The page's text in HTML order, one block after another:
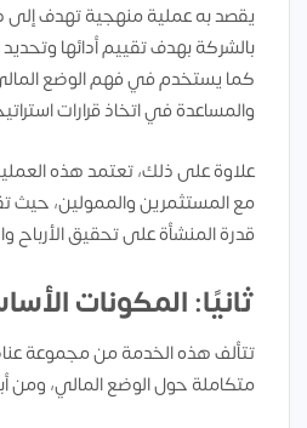
يقصد به عملية منهجية تهدف إلى
بالشركة بهدف تقييم أدائها
كما يستخدم في فهم الوضع
والمساعدة في اتخاذ قرارات
علاوة على ذلك، تعتمد هذه
مع المستثمرين والممولين، حيث
قدرة المنشأة على تحقيق الأرباح
ثانيًا: المكونات
تتألف هذه الخدمة من مجموعة
متكاملة حول الوضع المالي، ومن